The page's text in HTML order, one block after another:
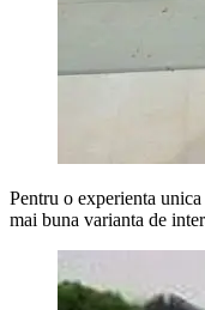
Pentru o experienta
mai buna varianta de